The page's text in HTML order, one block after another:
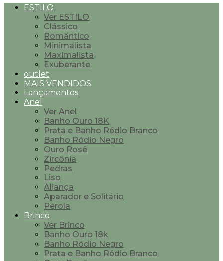
ESTILO
Ver ESTILO
Clássico
Romântico
Minimalista
Maximalista
Exuberante
outlet
MAIS VENDIDOS
Lançamentos
Anel
Ver Anel
Banho Ouro 18K
Prata e Banho Ródio Branco
Banho Ródio Negro
Ouro Rosê
Zircônia
Pedras
Liso
Aliança
Aparador e Solitário
Pérola
Brinco
Ver Brinco
Banho Ouro 18k
Banho Ródio Negro
Prata e Banho Ródio Branco